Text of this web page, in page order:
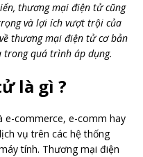
thương mại điện tử cũng
và lợi ích vượt trội của
thương mại điện tử cơ bản
trong quá trình áp dụng.
là gì ?
e-commerce, e-comm hay
vụ trên các hệ thống
tính. Thương mại điện